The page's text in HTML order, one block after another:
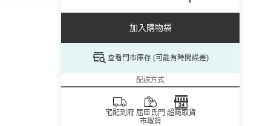
加入購物袋
查看門市庫存 (可能有時間誤差)
配送方式
宅配到府 屈臣氏門
市取貨
超商取貨